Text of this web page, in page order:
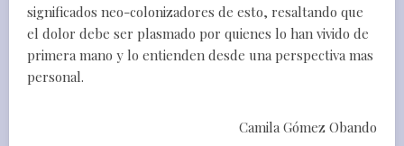
significados neo-colonizadores de esto, resaltando que
el dolor debe ser plasmado por quienes lo han vivido de
primera mano y lo entienden desde una perspectiva mas
personal.
Camila Gómez Obando